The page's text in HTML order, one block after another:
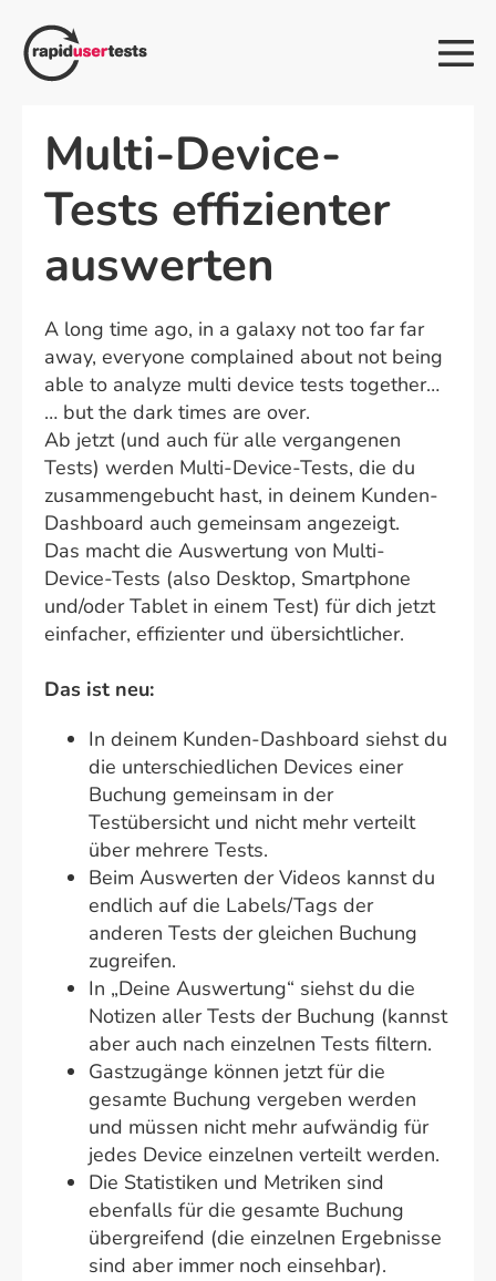
Inhalt
springen
Multi-Device-
Tests effizienter
auswerten
A long time ago, in a galaxy not too far far
away, everyone complained about not being
able to analyze multi device tests together…
… but the dark times are over.
Ab jetzt (und auch für alle vergangenen
Tests) werden Multi-Device-Tests, die du
zusammengebucht hast, in deinem Kunden-
Dashboard auch gemeinsam angezeigt.
Das macht die Auswertung von Multi-
Device-Tests (also Desktop, Smartphone
und/oder Tablet in einem Test) für dich jetzt
einfacher, effizienter und übersichtlicher.
Das ist neu:
In deinem Kunden-Dashboard siehst du
die unterschiedlichen Devices einer
Buchung gemeinsam in der
Testübersicht und nicht mehr verteilt
über mehrere Tests.
Beim Auswerten der Videos kannst du
endlich auf die Labels/Tags der
anderen Tests der gleichen Buchung
zugreifen.
In „Deine Auswertung“ siehst du die
Notizen aller Tests der Buchung (kannst
aber auch nach einzelnen Tests filtern.
Gastzugänge können jetzt für die
gesamte Buchung vergeben werden
und müssen nicht mehr aufwändig für
jedes Device einzelnen verteilt werden.
Die Statistiken und Metriken sind
ebenfalls für die gesamte Buchung
übergreifend (die einzelnen Ergebnisse
sind aber immer noch einsehbar).